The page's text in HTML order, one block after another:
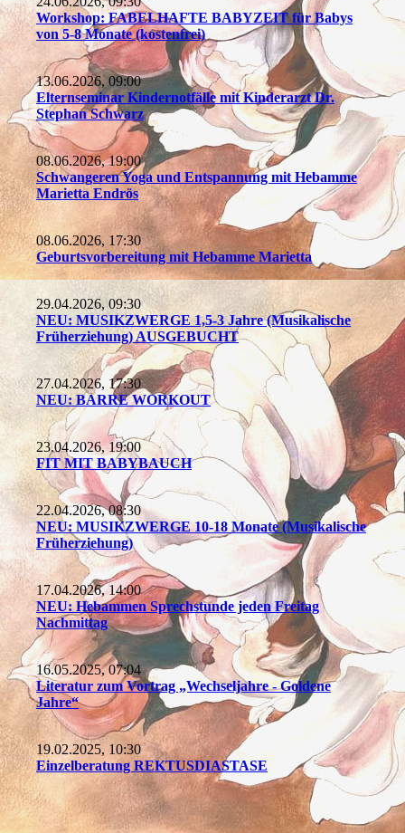
Workshop: FABELHAFTE BABYZEIT für Babys
von 5-8 Monate (kostenfrei)
13.06.2026, 09:00
Elternseminar Kindernotfälle mit Kinderarzt Dr.
Stephan Schwarz
08.06.2026, 19:00
Schwangeren Yoga und Entspannung mit Hebamme
Marietta Endrös
08.06.2026, 17:30
Geburtsvorbereitung mit Hebamme Marietta
29.04.2026, 09:30
NEU: MUSIKZWERGE 1,5-3 Jahre (Musikalische
Früherziehung) AUSGEBUCHT
27.04.2026, 17:30
NEU: BARRE WORKOUT
23.04.2026, 19:00
FIT MIT BABYBAUCH
22.04.2026, 08:30
NEU: MUSIKZWERGE 10-18 Monate (Musikalische
Früherziehung)
17.04.2026, 14:00
NEU: Hebammen Sprechstunde jeden Freitag
Nachmittag
16.05.2025, 07:04
Literatur zum Vortrag „Wechseljahre - Goldene
Jahre“
19.02.2025, 10:30
Einzelberatung REKTUSDIASTASE